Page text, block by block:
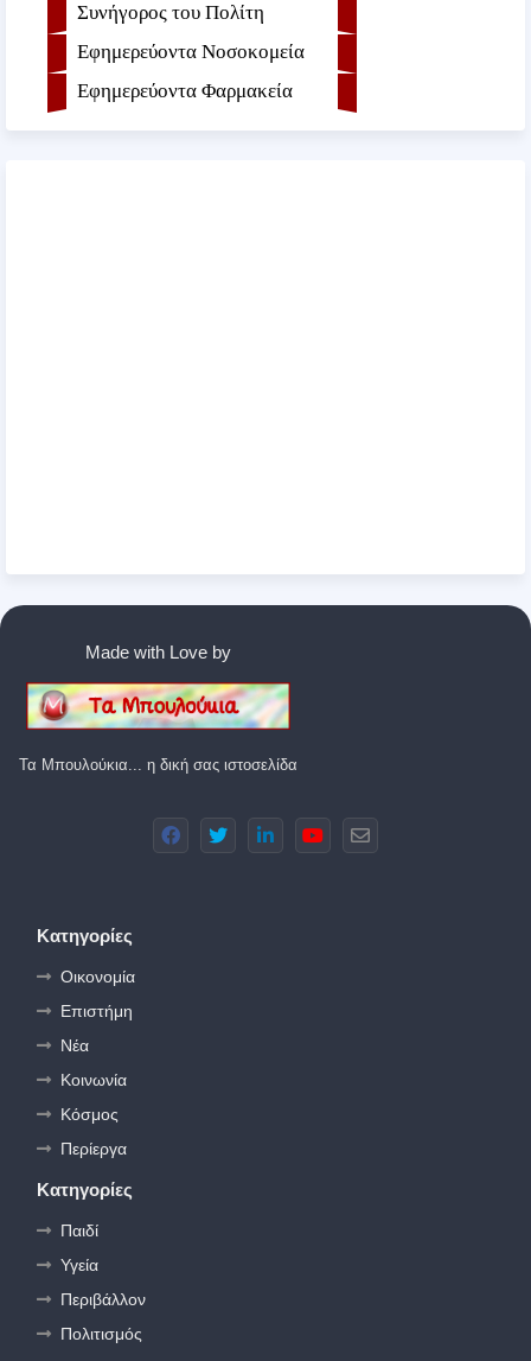
Συνήγορος του Πολίτη
Εφημερεύοντα Νοσοκομεία
Εφημερεύοντα Φαρμακεία
Made with Love by
Τα Μπουλούκια... η δική σας ιστοσελίδα
Κατηγορίες
Οικονομία
Επιστήμη
Νέα
Κοινωνία
Κόσμος
Περίεργα
Κατηγορίες
Παιδί
Υγεία
Περιβάλλον
Πολιτισμός